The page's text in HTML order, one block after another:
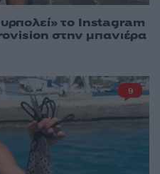
το Instagram
στην μπανιέρα
9